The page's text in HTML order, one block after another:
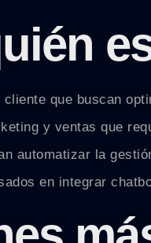
que buscan
y ventas que
automatizar la
en integrar